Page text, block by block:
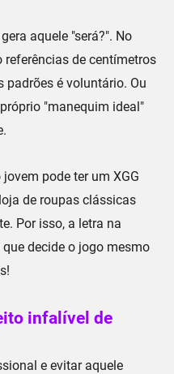
aquele "será?". No
referências de centímetros
padrões é voluntário. Ou
"manequim ideal"
pode ter um XGG
de roupas clássicas
Por isso, a letra na
que decide o jogo mesmo
infalível de
e evitar aquele